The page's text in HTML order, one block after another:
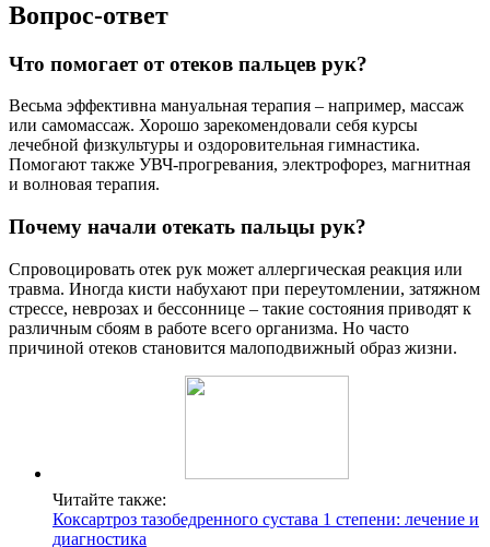
Вопрос-ответ
Что помогает от отеков пальцев рук?
Весьма эффективна мануальная терапия – например, массаж
или самомассаж. Хорошо зарекомендовали себя курсы
лечебной физкультуры и оздоровительная гимнастика.
Помогают также УВЧ-прогревания, электрофорез, магнитная
и волновая терапия.
Почему начали отекать пальцы рук?
Спровоцировать отек рук может аллергическая реакция или
травма. Иногда кисти набухают при переутомлении, затяжном
стрессе, неврозах и бессоннице – такие состояния приводят к
различным сбоям в работе всего организма. Но часто
причиной отеков становится малоподвижный образ жизни.
Читайте также:
Коксартроз тазобедренного сустава 1 степени: лечение и
диагностика